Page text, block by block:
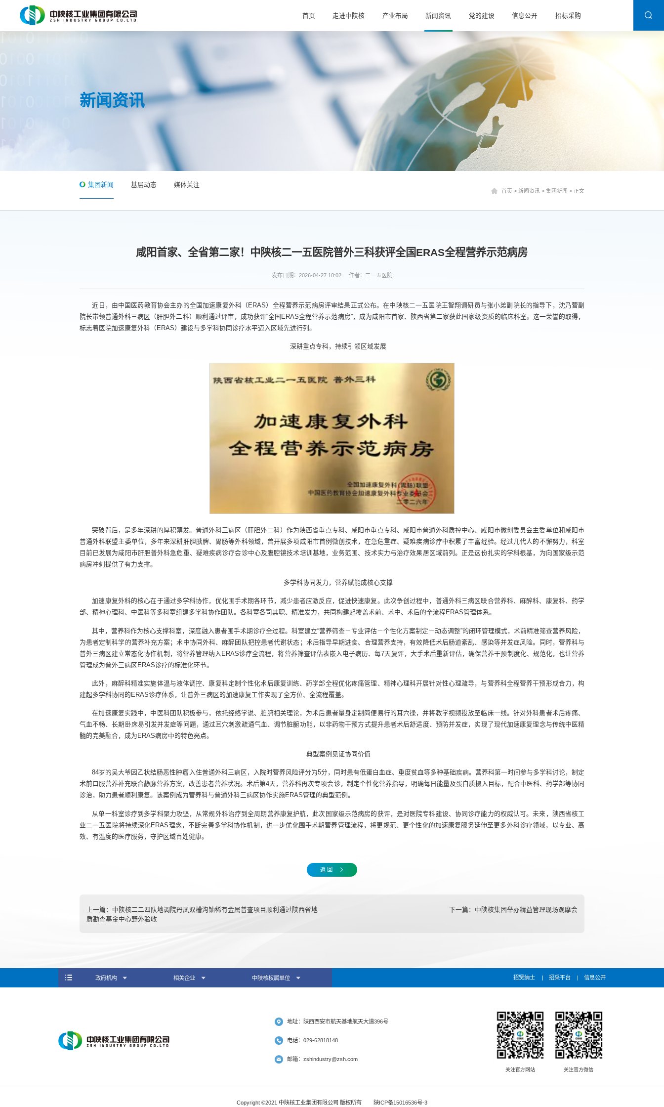
首页 走进中陕核 产业布局 新闻资讯 党的建设 信息公开 招标采购
新闻资讯
集团新闻 基层动态 媒体关注
首页 >新闻资讯 >集团新闻 > 正文
咸阳首家、全省第二家！中陕核二一五医院普外三科获评全国ERAS全程营养示范病房
发布日期：2026-04-27 10:02 作者：二一五医院
近日，由中国医药教育协会主办的全国加速康复外科（ERAS）全程营养示范病房评审结果正式公布。在中陕核二一五医院王智翔调研员与张小弟副院长的指导下，沈乃营副
院长带领普通外科三病区（肝胆外二科）顺利通过评审，成功获评“全国ERAS全程营养示范病房”，成为咸阳市首家、陕西省第二家获此国家级资质的临床科室。这一荣誉的取得，
标志着医院加速康复外科（ERAS）建设与多学科协同诊疗水平迈入区域先进行列。
深耕重点专科，持续引领区域发展
突破背后，是多年深耕的厚积薄发。普通外科三病区（肝胆外二科）作为陕西省重点专科、咸阳市重点专科、咸阳市普通外科质控中心、咸阳市微创委员会主委单位和咸阳市
普通外科联盟主委单位，多年来深耕肝胆胰脾、胃肠等外科领域，曾开展多项咸阳市首例微创技术，在急危重症、疑难疾病诊疗中积累了丰富经验。经过几代人的不懈努力，科室
目前已发展为咸阳市肝胆普外科急危重、疑难疾病诊疗会诊中心及腹腔镜技术培训基地，业务范围、技术实力与治疗效果居区域前列。正是这份扎实的学科根基，为向国家级示范
病房冲刺提供了有力支撑。
多学科协同发力，营养赋能成核心支撑
加速康复外科的核心在于通过多学科协作，优化围手术期各环节，减少患者应激反应，促进快速康复。此次争创过程中，普通外科三病区联合营养科、麻醉科、康复科、药学
部、精神心理科、中医科等多科室组建多学科协作团队。各科室各司其职、精准发力，共同构建起覆盖术前、术中、术后的全流程ERAS管理体系。
其中，营养科作为核心支撑科室，深度融入患者围手术期诊疗全过程。科室建立“营养筛查－专业评估－个性化方案制定－动态调整”的闭环管理模式，术前精准筛查营养风险，
为患者定制科学的营养补充方案；术中协同外科、麻醉团队把控患者代谢状态；术后指导早期进食、合理营养支持，有效降低术后肠道紊乱、感染等并发症风险。同时，营养科与
普外三病区建立常态化协作机制，将营养管理纳入ERAS诊疗全流程，将营养筛查评估表嵌入电子病历、每7天复评，大手术后重新评估，确保营养干预制度化、规范化，也让营养
管理成为普外三病区ERAS诊疗的标准化环节。
此外，麻醉科精准实施体温与液体调控、康复科定制个性化术后康复训练、药学部全程优化疼痛管理、精神心理科开展针对性心理疏导，与营养科全程营养干预形成合力，构
建起多学科协同的ERAS诊疗体系，让普外三病区的加速康复工作实现了全方位、全流程覆盖。
在加速康复实践中，中医科团队积极参与，依托经络学说、脏腑相关理论，为术后患者量身定制简便易行的耳穴操，并将教学视频投放至临床一线。针对外科患者术后疼痛、
气血不畅、长期卧床易引发并发症等问题，通过耳穴刺激疏通气血、调节脏腑功能，以非药物干预方式提升患者术后舒适度、预防并发症，实现了现代加速康复理念与传统中医精
髓的完美融合，成为ERAS病房中的特色亮点。
典型案例见证协同价值
84岁的吴大爷因乙状结肠恶性肿瘤入住普通外科三病区，入院时营养风险评分为5分，同时患有低蛋白血症、重度贫血等多种基础疾病。营养科第一时间参与多学科讨论，制定
术前口服营养补充联合静脉营养方案，改善患者营养状况。术后第4天，营养科再次专项会诊，制定个性化营养指导，明确每日能量及蛋白质摄入目标，配合中医科、药学部等协同
诊治，助力患者顺利康复。该案例成为营养科与普通外科三病区协作实施ERAS管理的典型范例。
从单一科室诊疗到多学科聚力攻坚，从常规外科治疗到全周期营养康复护航，此次国家级示范病房的获评，是对医院专科建设、协同诊疗能力的权威认可。未来，陕西省核工
业二一五医院将持续深化ERAS理念，不断完善多学科协作机制，进一步优化围手术期营养管理流程，将更规范、更个性化的加速康复服务延伸至更多外科诊疗领域，以专业、高
效、有温度的医疗服务，守护区域百姓健康。
返 回
上一篇： 中陕核二二四队地调院丹凤双槽沟铀稀有金属普查项目顺利通过陕西省地
质勘查基金中心野外验收
下一篇： 中陕核集团举办精益管理现场观摩会
政府机构 相关企业 中陕核权属单位 招贤纳士 招采平台 信息公开
地址：陕西西安市航天基地航天大道396号
电话：029-62818148
邮箱：zshindustry@zsh.com
关注官方网站 关注官方微信
Copyright ©2021 中陕核工业集团有限公司 版权所有 陕ICP备15016536号-3